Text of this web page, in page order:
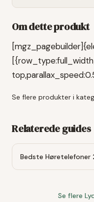
Om dette produkt
Se flere produkter i
Relaterede guides
Bedste Høretelefoner
Se flere